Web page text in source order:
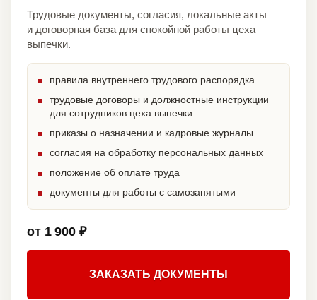
Трудовые документы, согласия, локальные акты
и договорная база для спокойной работы цеха
выпечки.
правила внутреннего трудового распорядка
трудовые договоры и должностные инструкции
для сотрудников цеха выпечки
приказы о назначении и кадровые журналы
согласия на обработку персональных данных
положение об оплате труда
документы для работы с самозанятыми
от 1 900 ₽
ЗАКАЗАТЬ ДОКУМЕНТЫ